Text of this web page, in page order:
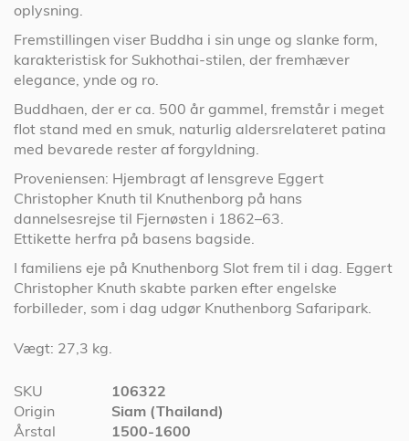
oplysning.
Fremstillingen viser Buddha i sin unge og slanke form,
karakteristisk for Sukhothai-stilen, der fremhæver
elegance, ynde og ro.
Buddhaen, der er ca. 500 år gammel, fremstår i meget
flot stand med en smuk, naturlig aldersrelateret patina
med bevarede rester af forgyldning.
Proveniensen: Hjembragt af lensgreve Eggert
Christopher Knuth til Knuthenborg på hans
dannelsesrejse til Fjernøsten i 1862–63.
Ettikette herfra på basens bagside.
I familiens eje på Knuthenborg Slot frem til i dag. Eggert
Christopher Knuth skabte parken efter engelske
forbilleder, som i dag udgør Knuthenborg Safaripark.
Vægt: 27,3 kg.
Specifikationer
SKU
106322
Origin
Siam (Thailand)
Årstal
1500-1600